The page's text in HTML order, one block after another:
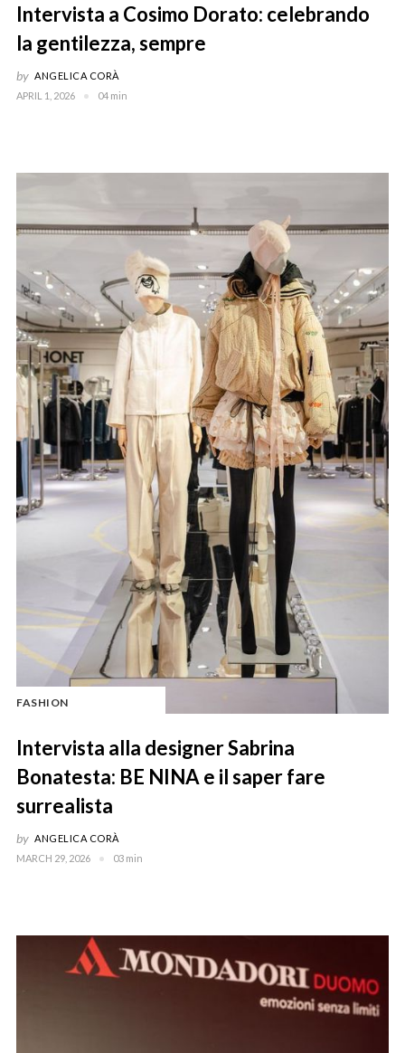
Intervista a Cosimo Dorato: celebrando
la gentilezza, sempre
by ANGELICA CORÀ
APRIL 1, 2026
04 min
FASHION
Intervista alla designer Sabrina
Bonatesta: BE NINA e il saper fare
surrealista
by ANGELICA CORÀ
MARCH 29, 2026
03 min